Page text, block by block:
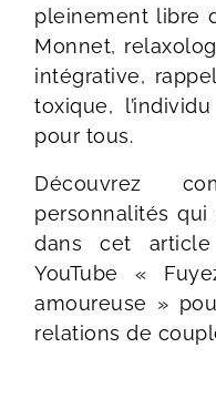
pleinement libre
Monnet,
intégrative,
toxique,
pour tous.
Découvrez
personnalités
dans cet
YouTube «
amoureuse »
relations de